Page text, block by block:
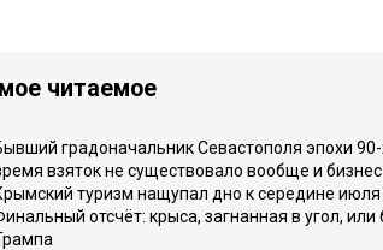
читаемое
градоначальник Севастополя эпохи
взяток не существовало вообще и
туризм нащупал дно к середине июля
отсчёт: крыса, загнанная в угол,